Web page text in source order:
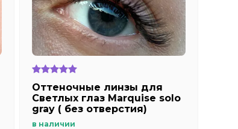
Оттеночные линзы для
Светлых глаз Marquise solo
gray ( без отверстия)
в наличии